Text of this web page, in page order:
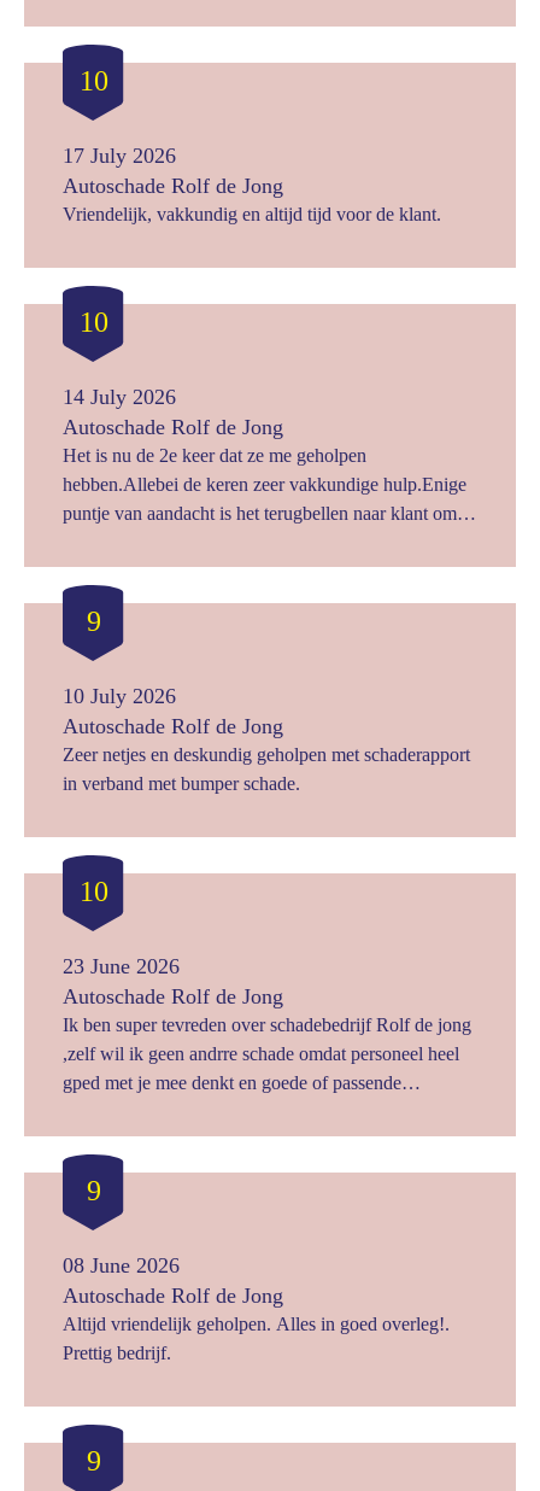
10
17 July 2026
Autoschade Rolf de Jong
Vriendelijk, vakkundig en altijd tijd voor de klant.
10
14 July 2026
Autoschade Rolf de Jong
Het is nu de 2e keer dat ze me geholpen
hebben.Allebei de keren zeer vakkundige hulp.Enige
puntje van aandacht is het terugbellen naar klant om te
heel klein puntje van aandacht,verder zeeer tevreden
9
10 July 2026
Autoschade Rolf de Jong
Zeer netjes en deskundig geholpen met schaderapport
in verband met bumper schade.
10
23 June 2026
Autoschade Rolf de Jong
Ik ben super tevreden over schadebedrijf Rolf de jong
,zelf wil ik geen andrre schade omdat personeel heel
gped met je mee denkt en goede of passende
9
08 June 2026
Autoschade Rolf de Jong
Altijd vriendelijk geholpen. Alles in goed overleg!.
Prettig bedrijf.
9